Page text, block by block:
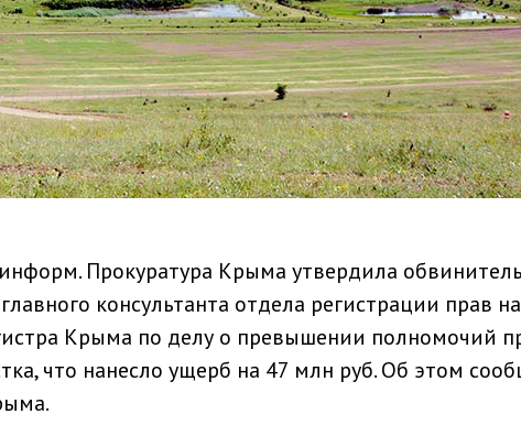
Прокуратура Крыма утвердила
консультанта отдела регистрации прав на
Крыма по делу о превышении полномочий
что нанесло ущерб на 47 млн руб. Об этом